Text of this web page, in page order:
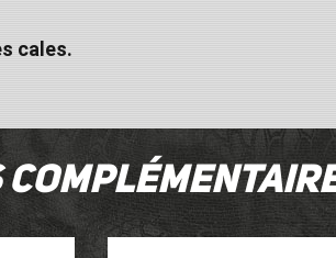
cales.